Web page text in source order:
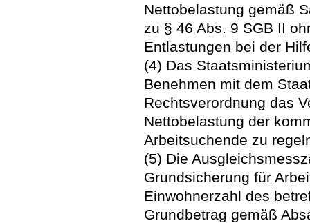
Nettobelastung gemäß
zu § 46 Abs. 9 SGB II
Entlastungen bei der
(4) Das
Benehmen mit dem
Rechtsverordnung das
Nettobelastung der
Arbeitsuchende zu
(5) Die
Grundsicherung für
Einwohnerzahl des
Grundbetrag gemäß